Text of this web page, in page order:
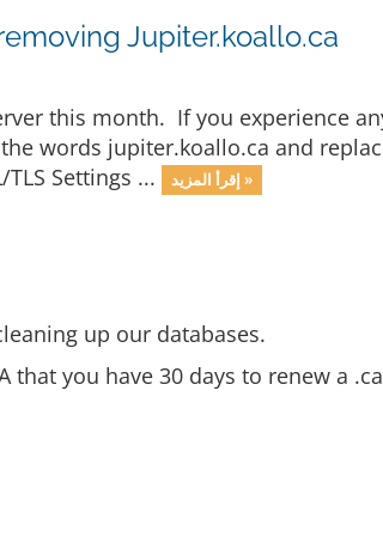
Jupiter.koallo.ca
this month. If you experience
words jupiter.koallo.ca and
Settings ...
إقرأ المزيد »
up our databases.
that you have 30 days to renew a